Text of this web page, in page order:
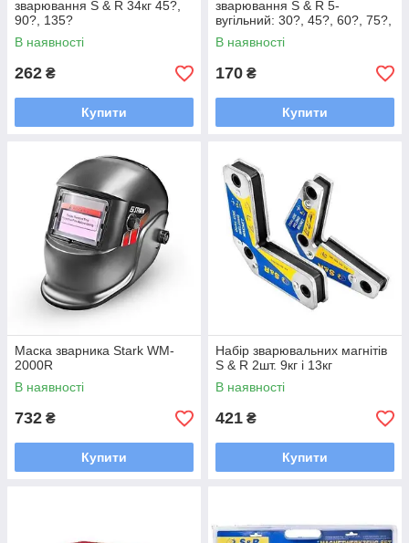
зварювання S & R 34кг 45?,
90?, 135?
В наявності
262 ₴
Купити
зварювання S & R 5-
вугільний: 30?, 45?, 60?, 75?,
90?
В наявності
170 ₴
Купити
Маска зварника Stark WM-
2000R
В наявності
732 ₴
Купити
Набір зварювальних магнітів
S & R 2шт. 9кг і 13кг
В наявності
421 ₴
Купити